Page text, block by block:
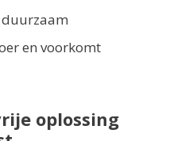
en voorkomt
oplossing